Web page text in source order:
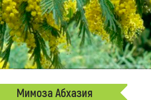
Мимоза Абхазия